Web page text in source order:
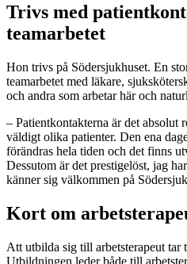
Trivs med
teamarbetet
Hon trivs på Södersjukhuset. En
teamarbetet med läkare,
och andra som arbetar här och
– Patientkontakterna är det absolut
väldigt olika patienter. Den ena
förändras hela tiden och det finns
Dessutom är det prestigelöst, jag
känner sig välkommen på
Kort om
Att utbilda sig till arbetsterapeut tar
Utbildningen leder både till